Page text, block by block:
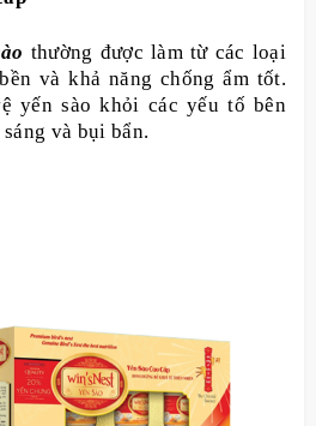
thường được làm từ các loại
và khả năng chống ẩm tốt.
yến sào khỏi các yếu tố bên
và bụi bẩn.